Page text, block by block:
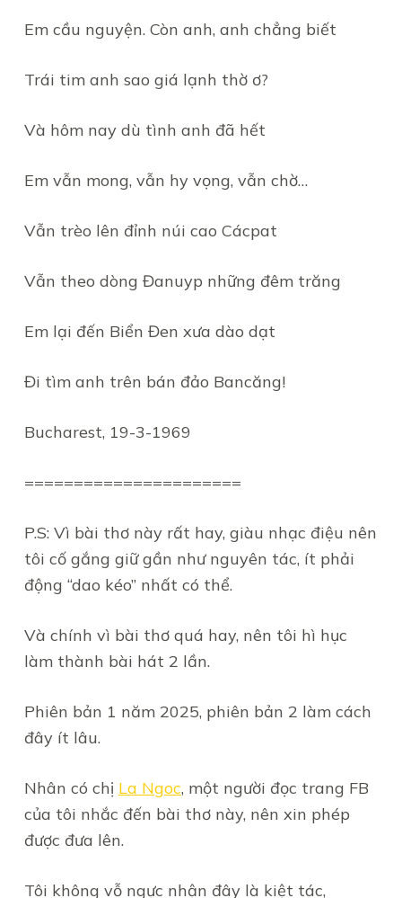
Em cầu nguyện. Còn anh, anh chẳng biết
Trái tim anh sao giá lạnh thờ ơ?
Và hôm nay dù tình anh đã hết
Em vẫn mong, vẫn hy vọng, vẫn chờ…
Vẫn trèo lên đỉnh núi cao Cácpat
Vẫn theo dòng Đanuyp những đêm trăng
Em lại đến Biển Đen xưa dào dạt
Đi tìm anh trên bán đảo Bancăng!
Bucharest, 19-3-1969
======================
P.S: Vì bài thơ này rất hay, giàu nhạc điệu nên
tôi cố gắng giữ gần như nguyên tác, ít phải
động “dao kéo” nhất có thể.
Và chính vì bài thơ quá hay, nên tôi hì hục
làm thành bài hát 2 lần.
Phiên bản 1 năm 2025, phiên bản 2 làm cách
đây ít lâu.
Nhân có chị La Ngoc, một người đọc trang FB
của tôi nhắc đến bài thơ này, nên xin phép
được đưa lên.
Tôi không vỗ ngực nhận đây là kiệt tác,